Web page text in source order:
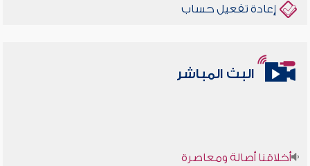
إعادة تفعيل حساب
البث المباشر